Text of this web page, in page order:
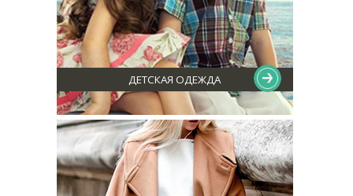
ДЕТСКАЯ ОДЕЖДА